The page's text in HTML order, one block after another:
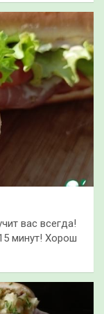
вас всегда!
минут! Хорош